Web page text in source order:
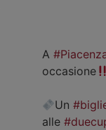
A
occasione
Un
alle